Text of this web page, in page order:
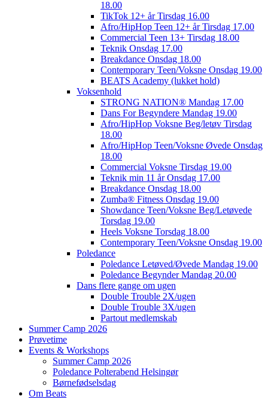
18.00
TikTok 12+ år Tirsdag 16.00
Afro/HipHop Teen 12+ år Tirsdag 17.00
Commercial Teen 13+ Tirsdag 18.00
Teknik Onsdag 17.00
Breakdance Onsdag 18.00
Contemporary Teen/Voksne Onsdag 19.00
BEATS Academy (lukket hold)
Voksenhold
STRONG NATION® Mandag 17.00
Dans For Begyndere Mandag 19.00
Afro/HipHop Voksne Beg/letøv Tirsdag
18.00
Afro/HipHop Teen/Voksne Øvede Onsdag
18.00
Commercial Voksne Tirsdag 19.00
Teknik min 11 år Onsdag 17.00
Breakdance Onsdag 18.00
Zumba® Fitness Onsdag 19.00
Showdance Teen/Voksne Beg/Letøvede
Torsdag 19.00
Heels Voksne Torsdag 18.00
Contemporary Teen/Voksne Onsdag 19.00
Poledance
Poledance Letøved/Øvede Mandag 19.00
Poledance Begynder Mandag 20.00
Dans flere gange om ugen
Double Trouble 2X/ugen
Double Trouble 3X/ugen
Partout medlemskab
Summer Camp 2026
Prøvetime
Events & Workshops
Summer Camp 2026
Poledance Polterabend Helsingør
Børnefødselsdag
Om Beats